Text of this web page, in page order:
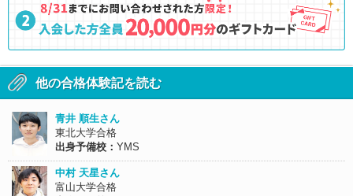
他の合格体験記を読む
青井 順生さん
東北大学合格
出身予備校： YMS
中村 天星さん
富山大学合格